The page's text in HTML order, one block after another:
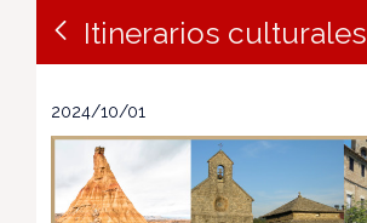
Itinerarios culturales
2024/10/01